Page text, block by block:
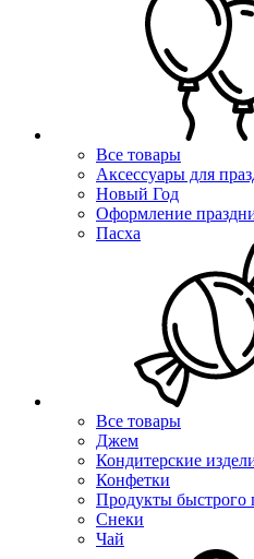
Все товары
Аксессуары для
Новый Год
Оформление
Пасха
Все товары
Джем
Кондитерские
Конфетки
Продукты быстрого
Снеки
Чай